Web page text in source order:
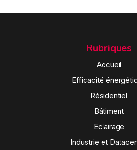
Rubriques
Accueil
Efficacité
Résidentiel
Bâtiment
Eclairage
Industrie et